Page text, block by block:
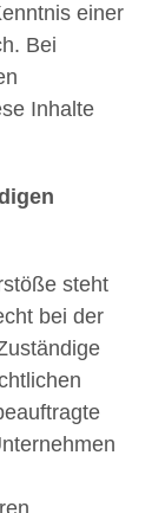
einer
Bei
Inhalte
steht
bei der